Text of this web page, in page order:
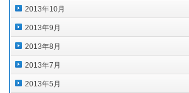
2013年10月
2013年9月
2013年8月
2013年7月
2013年5月